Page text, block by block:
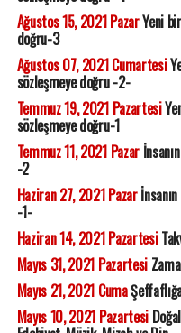
Ağustos 15, 2021 PazarYeni
doğru-3
Ağustos 07, 2021 Cumartesi
sözleşmeye doğru -2-
Temmuz 19, 2021 Pazartesi
sözleşmeye doğru-1
Temmuz 11, 2021 Pazar
-2
Haziran 27, 2021 Pazar
-1-
Haziran 14, 2021 Pazartesi
Mayıs 31, 2021 Pazartesi
Mayıs 21, 2021 Cuma
Mayıs 10, 2021 Pazartesi